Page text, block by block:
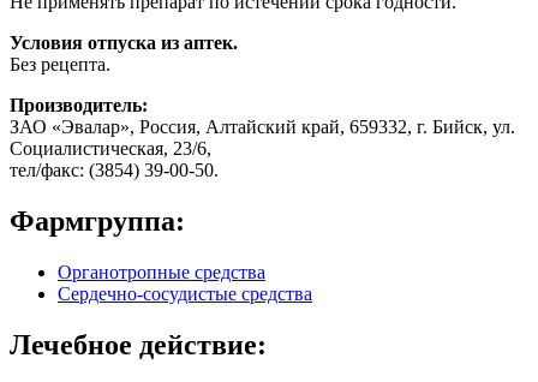
Условия отпуска из аптек.
Без рецепта.
Производитель:
ЗАО «Эвалар», Россия, Алтайский край, 659332, г. Бийск, ул.
Социалистическая, 23/6,
тел/факс: (3854) 39-00-50.
Фармгруппа:
Органотропные средства
Сердечно-сосудистые средства
Лечебное действие: